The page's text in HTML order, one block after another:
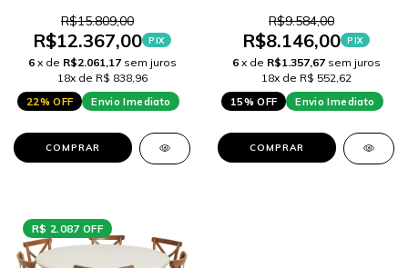
CADEIRAS LANA
R$15.809,00
R$12.367,00 PIX
6 x de R$2.061,17 sem juros
18x de R$ 838,96
22% OFF
Envio Imediato
COMPRAR
LANA MEL
R$9.584,00
R$8.146,00 PIX
6 x de R$1.357,67 sem juros
18x de R$ 552,62
15% OFF
Envio Imediato
COMPRAR
R$ 2.087 OFF